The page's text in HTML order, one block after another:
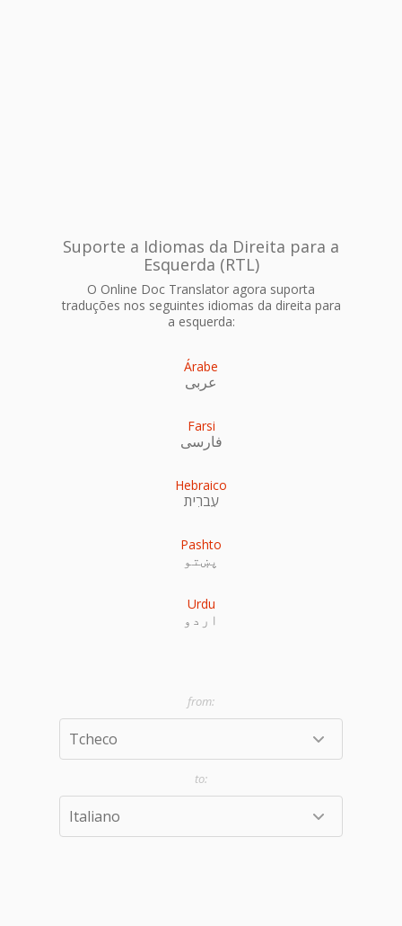
Suporte a Idiomas da Direita para a
Esquerda (RTL)
O Online Doc Translator agora suporta
traduções nos seguintes idiomas da direita para
a esquerda:
Árabe
عربى
Farsi
فارسی
Hebraico
עִברִית
Pashto
پښتو
Urdu
اردو